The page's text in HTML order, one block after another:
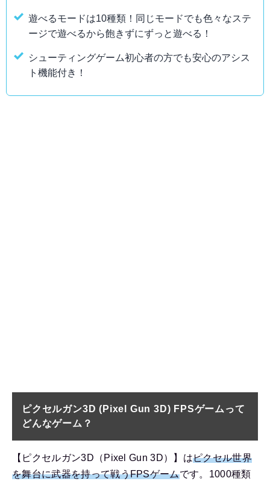
遊べるモードは10種類！同じモードでも色々なステ
ージで遊べるから飽きずにずっと遊べる！
シューティングゲーム初心者の方でも安心のアシス
ト機能付き！
ピクセルガン3D (Pixel Gun 3D) FPSゲームって
どんなゲーム？
【ピクセルガン3D（Pixel Gun 3D）】はピクセル世界
を舞台に武器を持って戦うFPSゲームです。1000種類